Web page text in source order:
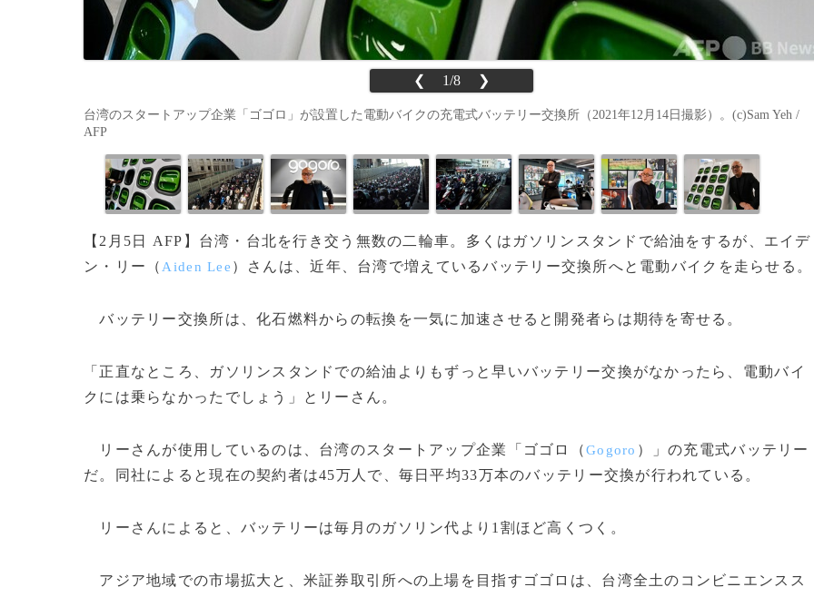
❮ 1/8 ❯
台湾のスタートアップ企業「ゴゴロ」が設置した電動バイクの充電式バッテリー交換所（2021年12月14日撮影）。(c)Sam Yeh /
AFP
【2月5日 AFP】台湾・台北を行き交う無数の二輪車。多くはガソリンスタンドで給油をするが、エイデ
ン・リー（ Aiden Lee ）さんは、近年、台湾で増えているバッテリー交換所へと電動バイクを走らせる。
バッテリー交換所は、化石燃料からの転換を一気に加速させると開発者らは期待を寄せる。
「正直なところ、ガソリンスタンドでの給油よりもずっと早いバッテリー交換がなかったら、電動バイ
クには乗らなかったでしょう」とリーさん。
リーさんが使用しているのは、台湾のスタートアップ企業「ゴゴロ（Gogoro ）」の充電式バッテリー
だ。同社によると現在の契約者は45万人で、毎日平均33万本のバッテリー交換が行われている。
リーさんによると、バッテリーは毎月のガソリン代より1割ほど高くつく。
アジア地域での市場拡大と、米証券取引所への上場を目指すゴゴロは、台湾全土のコンビニエンスス